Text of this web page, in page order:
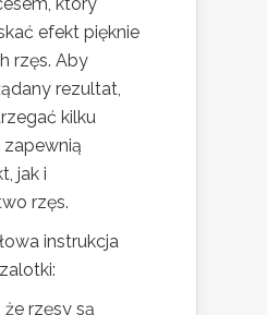
efekt pięknie
rzęs. Aby
rezultat,
kilku
jak i
rzęs.
instrukcja
że rzęsy są